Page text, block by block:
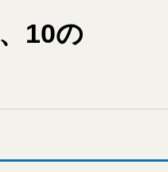
10の